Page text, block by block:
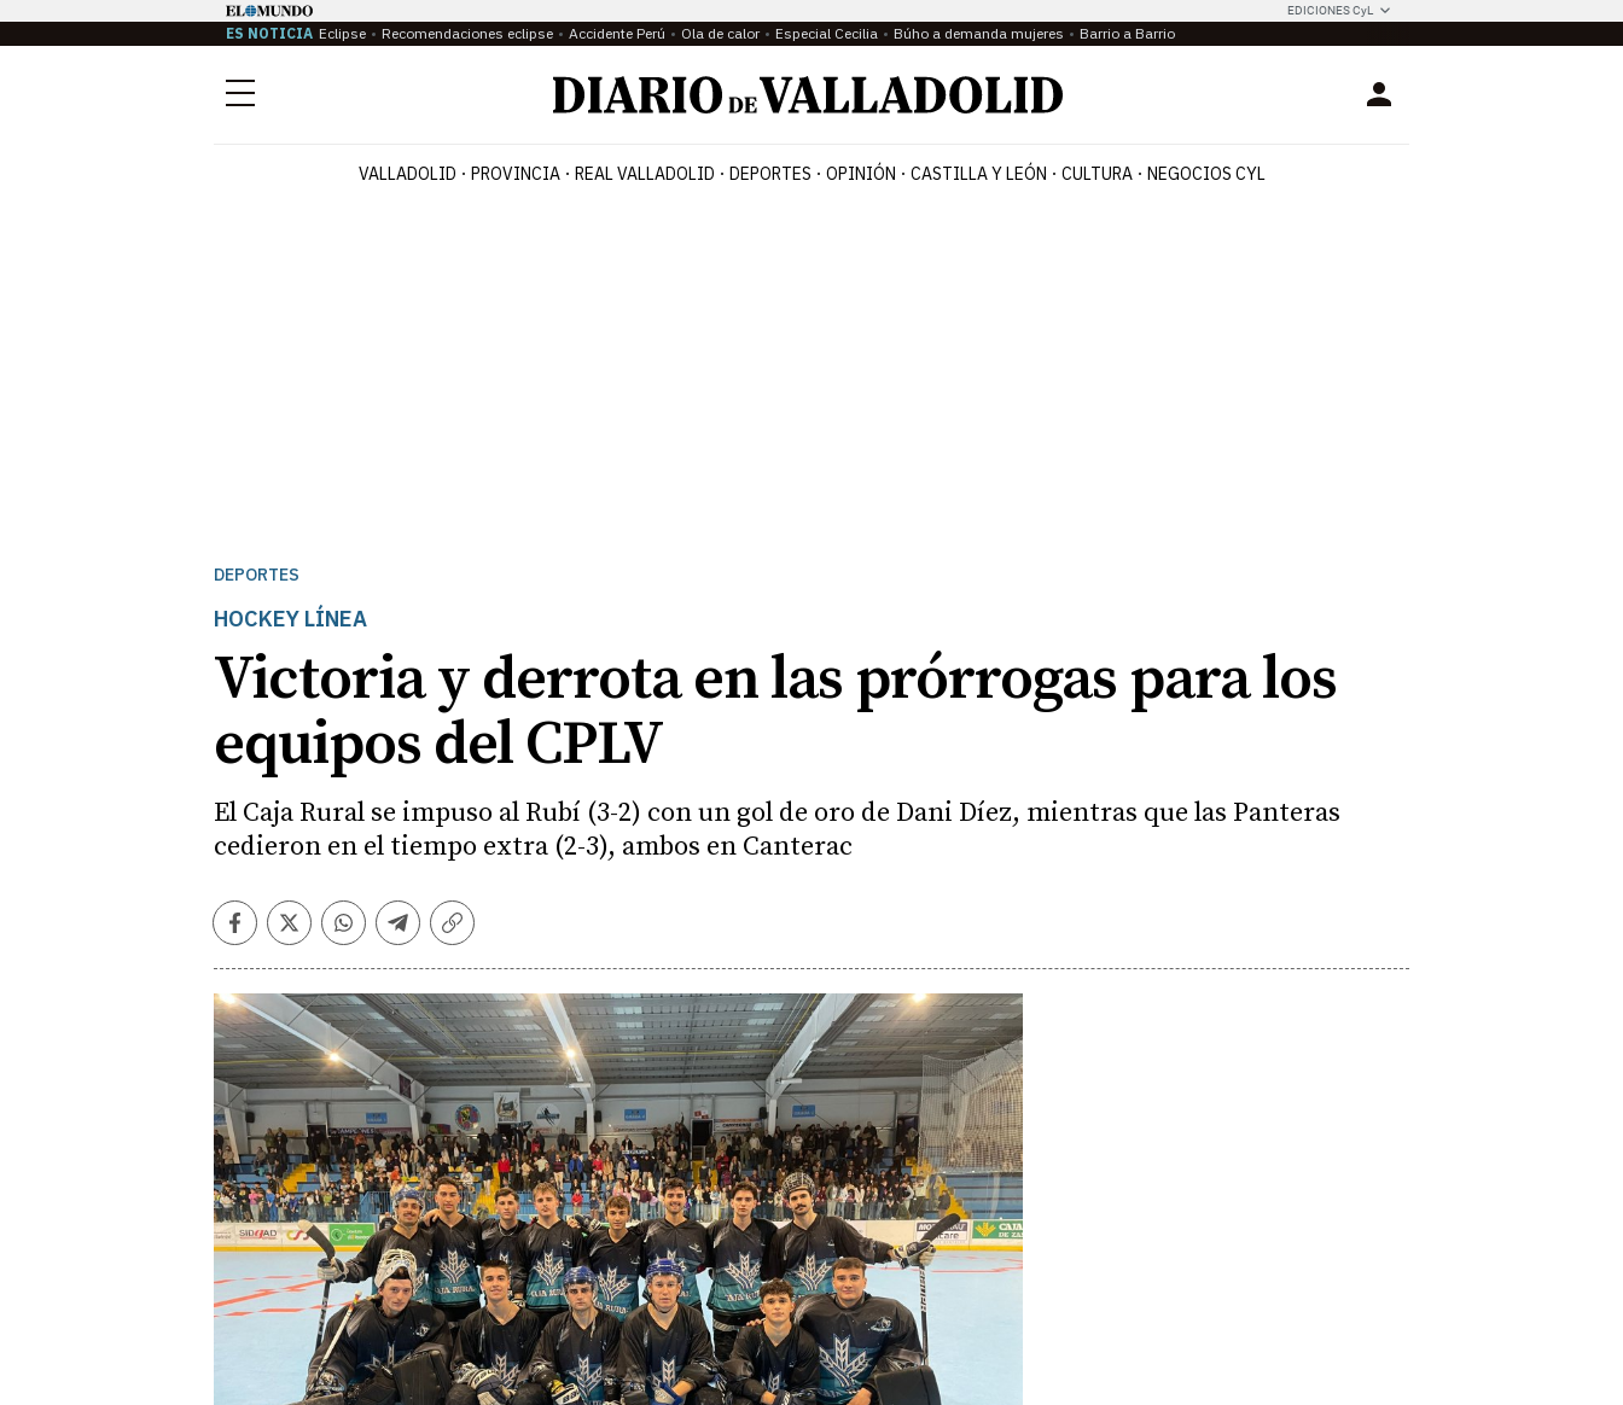
EDICIONES CyL
ES NOTICIA Eclipse Recomendaciones eclipse Accidente Perú Ola de calor Especial Cecilia Búho a demanda mujeres Barrio a Barrio
Menú Login
VALLADOLID PROVINCIA REAL VALLADOLID DEPORTES OPINIÓN CASTILLA Y LEÓN CULTURA NEGOCIOS CYL
DEPORTES
HOCKEY LÍNEA
Victoria y derrota en las prórrogas para los
equipos del CPLV
El Caja Rural se impuso al Rubí (3-2) con un gol de oro de Dani Díez, mientras que las Panteras
cedieron en el tiempo extra (2-3), ambos en Canterac
Facebook
TwitterWhatsapp
Telegram
Copiar